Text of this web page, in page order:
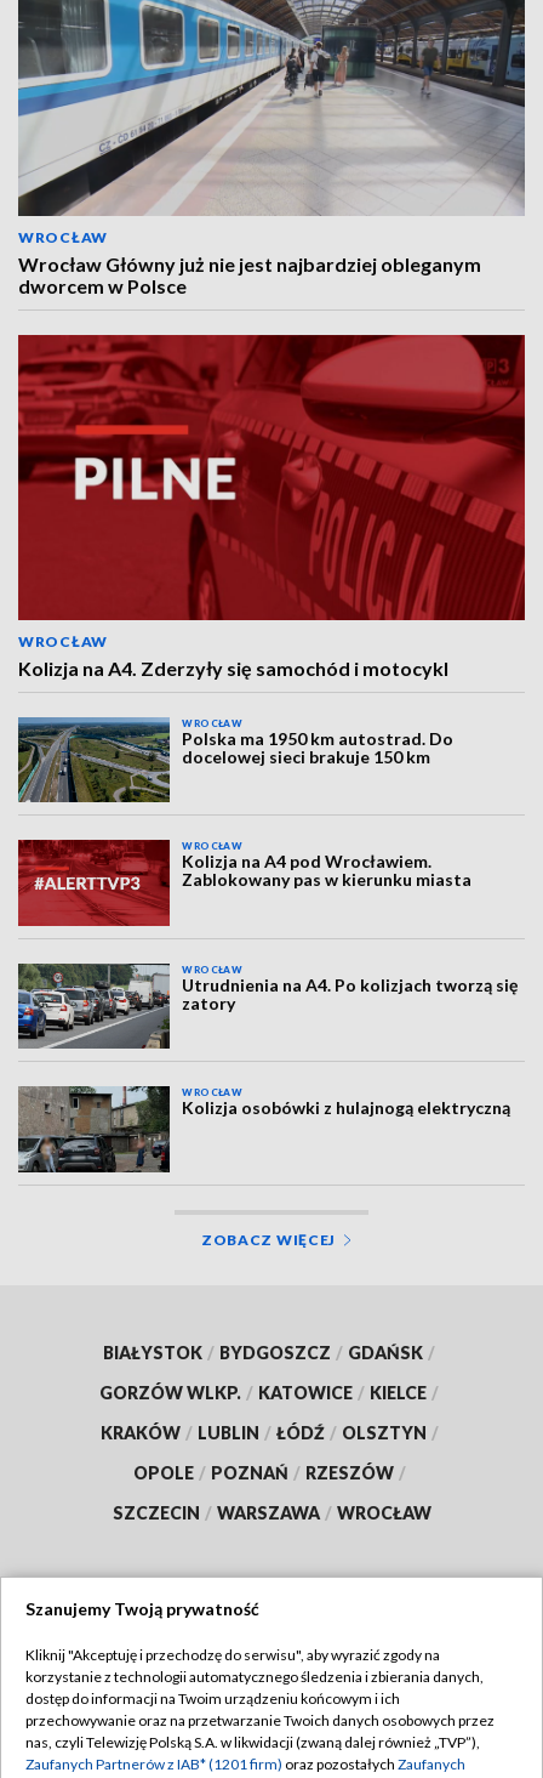
WROCŁAW
Wrocław Główny już nie jest najbardziej obleganym
dworcem w Polsce
WROCŁAW
Kolizja na A4. Zderzyły się samochód i motocykl
WROCŁAW
Polska ma 1950 km autostrad. Do
docelowej sieci brakuje 150 km
WROCŁAW
Kolizja na A4 pod Wrocławiem.
Zablokowany pas w kierunku miasta
WROCŁAW
Utrudnienia na A4. Po kolizjach tworzą się
zatory
WROCŁAW
Kolizja osobówki z hulajnogą elektryczną
ZOBACZ WIĘCEJ
BIAŁYSTOK / BYDGOSZCZ / GDAŃSK /
GORZÓW WLKP. / KATOWICE / KIELCE /
KRAKÓW / LUBLIN / ŁÓDŹ / OLSZTYN /
OPOLE / POZNAŃ / RZESZÓW /
SZCZECIN / WARSZAWA / WROCŁAW
TVP
Abonament TVP
Emisja w TVP
Regulamin TVP
Polityka prywatności
Szanujemy Twoją prywatność
Kliknij "Akceptuję i przechodzę do serwisu", aby wyrazić zgody na
korzystanie z technologii automatycznego śledzenia i zbierania danych,
dostęp do informacji na Twoim urządzeniu końcowym i ich
przechowywanie oraz na przetwarzanie Twoich danych osobowych przez
nas, czyli Telewizję Polską S.A. w likwidacji (zwaną dalej również „TVP”),
Zaufanych Partnerów z IAB* (1201 firm) oraz pozostałych Zaufanych